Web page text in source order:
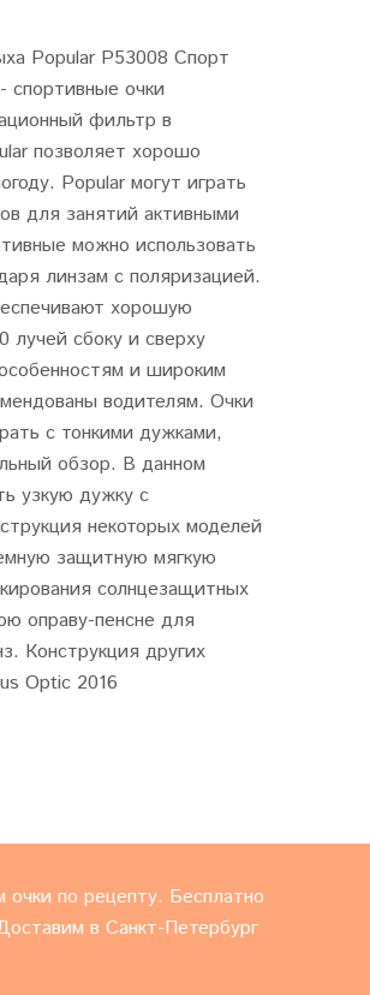
Popular P53008 Спорт
спортивные очки
фильтр в
позволяет хорошо
Popular могут играть
для занятий активными
можно использовать
линзам с поляризацией.
хорошую
лучей сбоку и сверху
и широким
водителям. Очки
с тонкими дужками,
обзор. В данном
узкую дужку с
некоторых моделей
защитную мягкую
солнцезащитных
оправу-пенсне для
Конструкция других
Optic 2016
очки по рецепту. Бесплатно
в Санкт-Петербург